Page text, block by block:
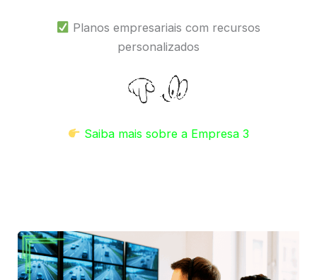
Planos empresariais com recursos
personalizados
Saiba mais sobre a Empresa 3